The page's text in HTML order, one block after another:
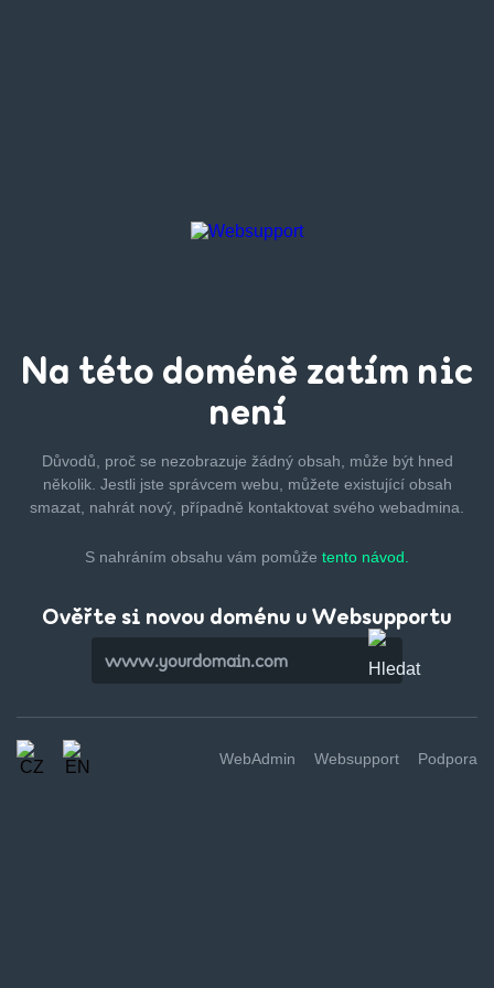
Na této doméně zatím nic
není
Důvodů, proč se nezobrazuje žádný obsah, může být hned
několik. Jestli jste správcem webu, můžete existující obsah
smazat, nahrát nový, případně kontaktovat svého webadmina.
S nahráním obsahu vám pomůže tento návod.
Ověřte si novou doménu u Websupportu
WebAdmin Websupport Podpora